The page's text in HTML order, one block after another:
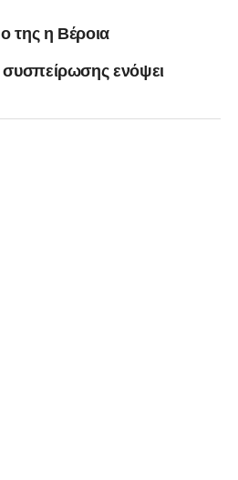
της η Βέροια
ενόψει